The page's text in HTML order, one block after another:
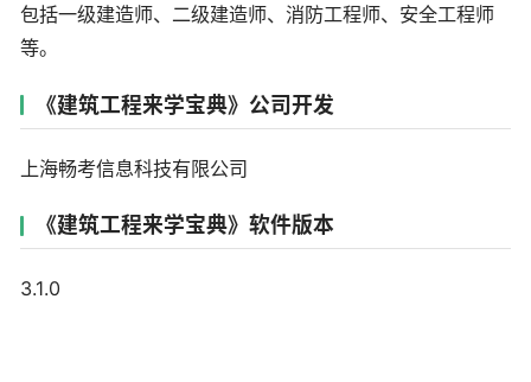
包括一级建造师、二级建造师、消防工程师、安全工程师
等。
《建筑工程来学宝典》公司开发
上海畅考信息科技有限公司
《建筑工程来学宝典》软件版本
3.1.0